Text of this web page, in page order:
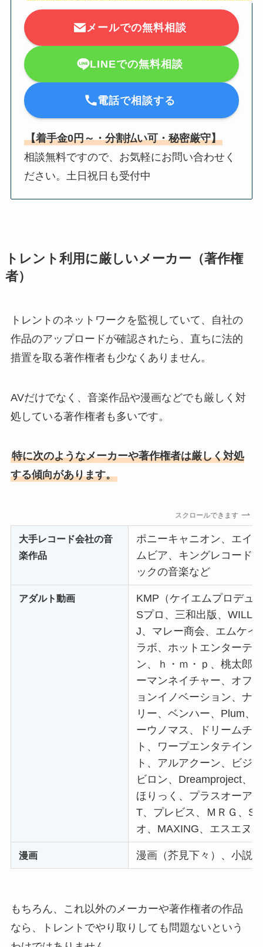
メールでの無料相談
LINEでの無料相談
電話で相談する
【着手金0円～・分割払い可・秘密厳守】
相談無料ですので、お気軽にお問い合わせく
ださい。土日祝日も受付中
トレント利用に厳しいメーカー（著作権
者）
トレントのネットワークを監視していて、自社の
作品のアップロードが確認されたら、直ちに法的
措置を取る著作権者も少なくありません。
AVだけでなく、音楽作品や漫画などでも厳しく対
処している著作権者も多いです。
特に次のようなメーカーや著作権者は厳しく対処
する傾向があります。
スクロールできます
大手レコード会社の音
楽作品
ポニーキャニオン、エイ
ムビア、キングレコード
ックの音楽など
アダルト動画
KMP（ケイエムプロデュ
Sプロ、三和出版、WILL
J、マレー商会、エムケイ
ラボ、ホットエンターテ
ン、ｈ・ｍ・ｐ、桃太郎
ーマンネイチャー、オフ
ョンイノベーション、ナ
リー、ベンハー、Plum、
ーウノマス、ドリームチ
ト、ワープエンタテイン
ト、アルアクーン、ビジ
ビロン、Dreamproject、
ほりっく、プラスオーア
T、プレビス、ＭＲＧ、
オ、MAXING、エスエヌ
漫画 漫画（芥見下々）、小説
もちろん、これ以外のメーカーや著作権者の作品
なら、トレントでやり取りしても問題ないという